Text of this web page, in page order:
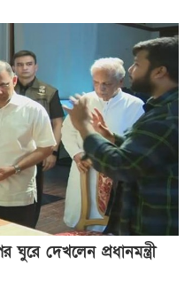
দেখলেন প্রধানমন্ত্রী